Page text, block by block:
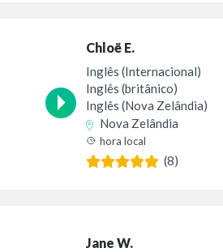
Chloë E.
Inglês (Internacional)
Inglês (britânico)
Inglês (Nova Zelândia)
Nova Zelândia
hora local
(8)
Jane W.